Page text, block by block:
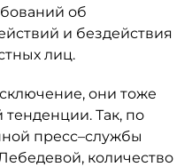
об
и бездействия
лиц.
они тоже
Так, по
пресс–службы
количество